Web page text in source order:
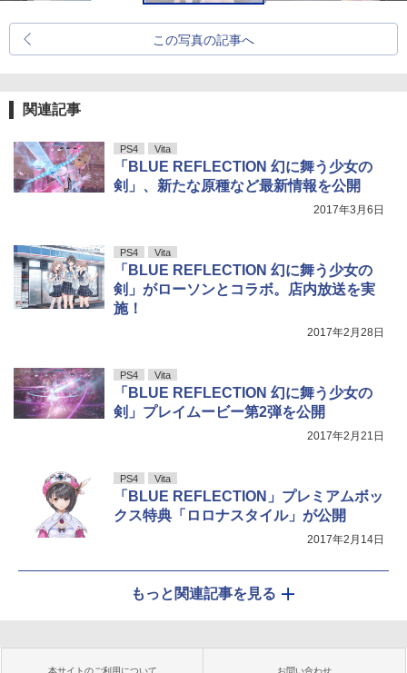
この写真の記事へ
関連記事
PS4 Vita
「BLUE REFLECTION 幻に舞う少女の
剣」、新たな原種など最新情報を公開
2017年3月6日
PS4 Vita
「BLUE REFLECTION 幻に舞う少女の
剣」がローソンとコラボ。店内放送を実
施！
2017年2月28日
PS4 Vita
「BLUE REFLECTION 幻に舞う少女の
剣」プレイムービー第2弾を公開
2017年2月21日
PS4 Vita
「BLUE REFLECTION」プレミアムボッ
クス特典「ロロナスタイル」が公開
2017年2月14日
もっと関連記事を見る
本サイトのご利用について お問い合わせ